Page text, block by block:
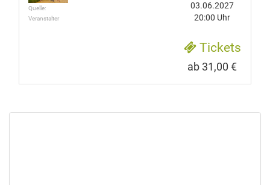
Quelle:
Veranstalter
03.06.2027
20:00 Uhr
Tickets
ab 31,00 €